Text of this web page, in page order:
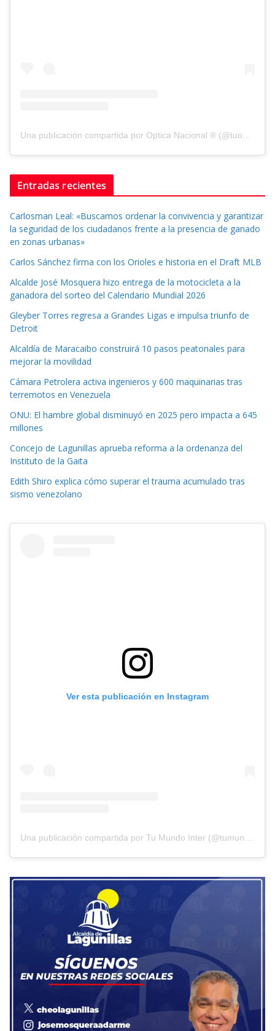
Una publicación compartida por Optica Nacional ® (@tuopticanacional)
Entradas recientes
Carlosman Leal: «Buscamos ordenar la convivencia y garantizar
la seguridad de los ciudadanos frente a la presencia de ganado
en zonas urbanas»
Carlos Sánchez firma con los Orioles e historia en el Draft MLB
Alcalde José Mosquera hizo entrega de la motocicleta a la
ganadora del sorteo del Calendario Mundial 2026
Gleyber Torres regresa a Grandes Ligas e impulsa triunfo de
Detroit
Alcaldía de Maracaibo construirá 10 pasos peatonales para
mejorar la movilidad
Cámara Petrolera activa ingenieros y 600 maquinarias tras
terremotos en Venezuela
ONU: El hambre global disminuyó en 2025 pero impacta a 645
millones
Concejo de Lagunillas aprueba reforma a la ordenanza del
Instituto de la Gaita
Edith Shiro explica cómo superar el trauma acumulado tras
sismo venezolano
Ver esta publicación en Instagram
Una publicación compartida por Tu Mundo Inter (@tumundointer)